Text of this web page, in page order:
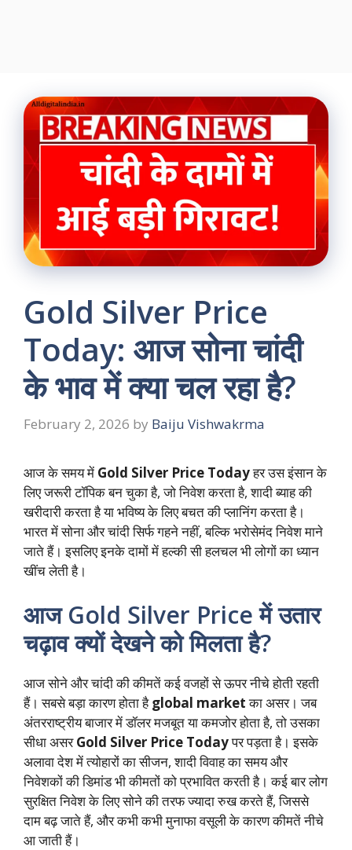
Gold Silver Price
Today: आज सोना चांदी
के भाव में क्या चल रहा है?
February 2, 2026 by Baiju Vishwakrma
आज के समय में Gold Silver Price Todayहर उस इंसान के
लिए जरूरी टॉपिक बन चुका है, जो निवेश करता है, शादी ब्याह की
खरीदारी करता है या भविष्य के लिए बचत की प्लानिंग करता है।
भारत में सोना और चांदी सिर्फ गहने नहीं, बल्कि भरोसेमंद निवेश माने
जाते हैं। इसलिए इनके दामों में हल्की सी हलचल भी लोगों का ध्यान
खींच लेती है।
आज Gold Silver Price में उतार
चढ़ाव क्यों देखने को मिलता है?
आज सोने और चांदी की कीमतें कई वजहों से ऊपर नीचे होती रहती
हैं। सबसे बड़ा कारण होता हैglobal marketका असर। जब
अंतरराष्ट्रीय बाजार में डॉलर मजबूत या कमजोर होता है, तो उसका
सीधा असरGold Silver Price Todayपर पड़ता है। इसके
अलावा देश में त्योहारों का सीजन, शादी विवाह का समय और
निवेशकों की डिमांड भी कीमतों को प्रभावित करती है। कई बार लोग
सुरक्षित निवेश के लिए सोने की तरफ ज्यादा रुख करते हैं, जिससे
दाम बढ़ जाते हैं, और कभी कभी मुनाफा वसूली के कारण कीमतें नीचे
आ जाती हैं।